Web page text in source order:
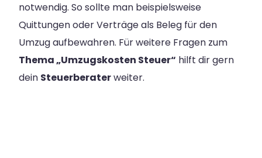
notwendig. So sollte man beispielsweise
Quittungen oder Verträge als Beleg für den
Umzug aufbewahren. Für weitere Fragen zum
Thema „Umzugskosten Steuer“ hilft dir gern
dein Steuerberaterweiter.